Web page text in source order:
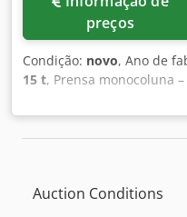
preços
Condição: novo, Ano de
15 t, Prensa monocoluna
tipo C – Mesa 400 × 400
hidráulica monocoluna
Hidrobrasil, com uma
operações de
Auction Conditions